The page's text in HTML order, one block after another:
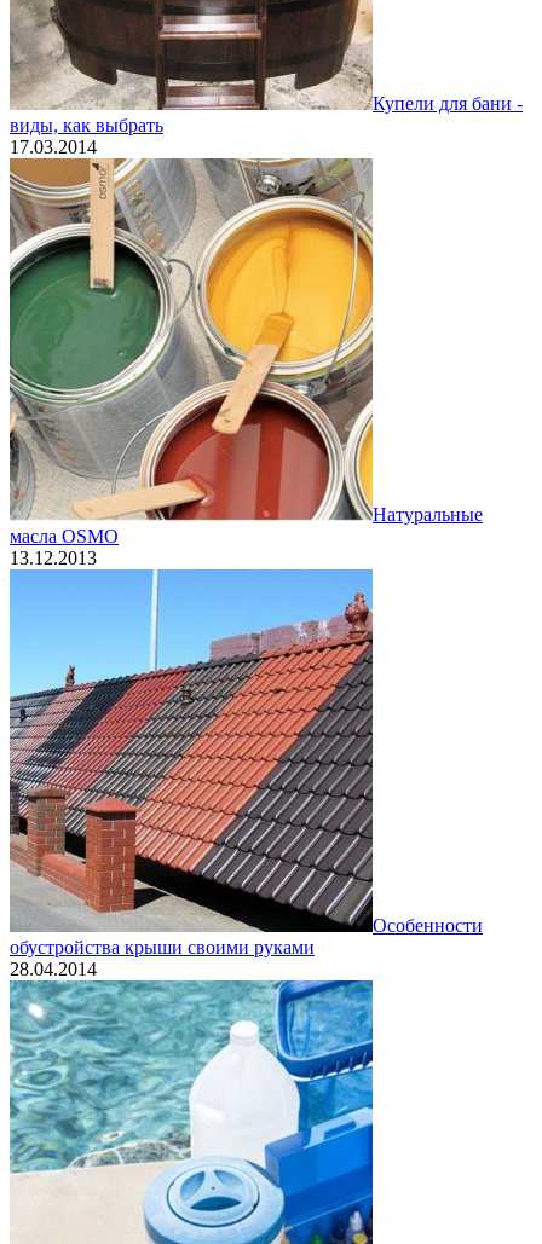
Купели для бани -
виды, как выбрать
17.03.2014
Натуральные
масла OSMO
13.12.2013
Особенности
обустройства крыши своими руками
28.04.2014